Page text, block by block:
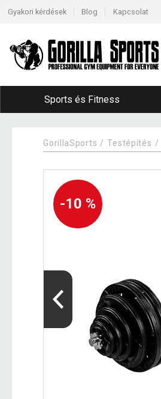
Gyakori kérdések Blog Kapcsolat
Sports és Fitness
GorillaSports Testépítés
-10 %